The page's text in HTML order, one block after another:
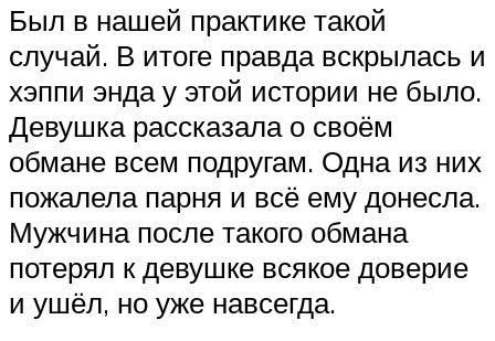
Был в нашей практике такой
случай. В итоге правда вскрылась и
хэппи энда у этой истории не было.
Девушка рассказала о своём
обмане всем подругам. Одна из них
пожалела парня и всё ему донесла.
Мужчина после такого обмана
потерял к девушке всякое доверие
и ушёл, но уже навсегда.